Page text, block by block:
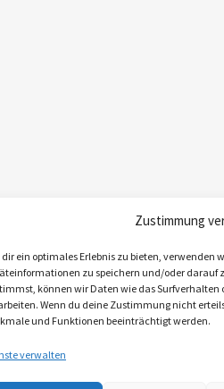
Zustimmung
ein optimales Erlebnis zu bieten, verwenden
zu speichern und/oder darauf
können wir Daten wie das Surfverhalten
Wenn du deine Zustimmung nicht
und Funktionen beeinträchtigt werden.
verwalten